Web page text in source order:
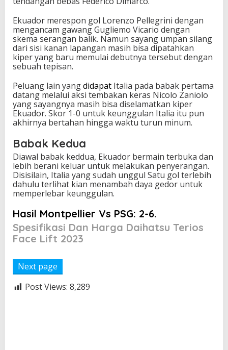
Ekuador merespon gol Lorenzo Pellegrini dengan
mengancam gawang Gugliemo Vicario dengan
skema serangan balik. Namun sayang umpan silang
dari sisi kanan lapangan masih bisa dipatahkan
kiper yang baru memulai debutnya tersebut dengan
sebuah tepisan.
Peluang lain yangdidapat Italia pada babak pertama
datang melalui aksi tembakan keras Nicolo Zaniolo
yang sayangnya masih bisa diselamatkan kiper
Ekuador. Skor 1-0 untuk keunggulan Italia itu pun
akhirnya bertahan hingga waktu turun minum.
Babak Kedua
Diawal babak keddua, Ekuador bermain terbuka dan
lebih berani keluar untuk melakukan penyerangan.
Disisilain, Italia yang sudah unggul Satu gol terlebih
dahulu terlihat kian menambah daya gedor untuk
memperlebar keunggulan.
Hasil Montpellier Vs PSG: 2-6.
Spesifikasi Dan Harga Daihatsu Terios
Face Lift 2023
Next page
Post Views: 8,289